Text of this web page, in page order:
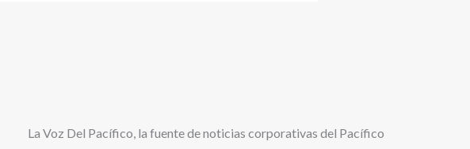
La Voz Del Pacífico, la fuente de noticias corporativas del Pacífico